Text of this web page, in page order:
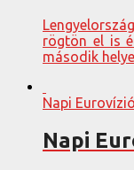
rögtön el is
második
Napi
Napi